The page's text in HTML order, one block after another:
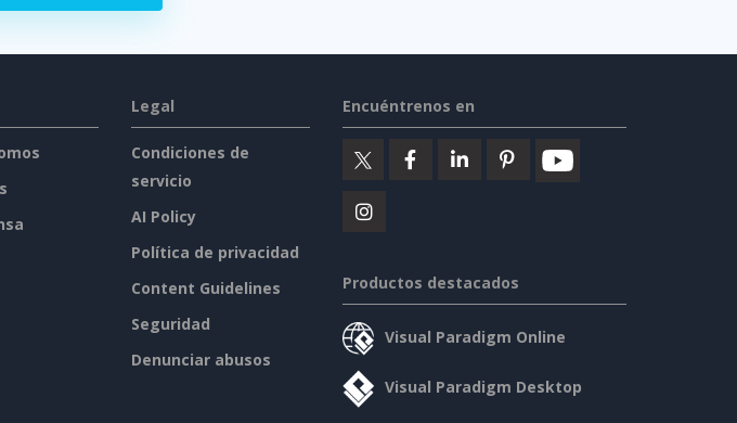
Legal
Condiciones de
servicio
AI Policy
Política de privacidad
Content Guidelines
Seguridad
Denunciar abusos
Encuéntrenos en
Productos destacados
Visual Paradigm Online
Visual Paradigm Desktop